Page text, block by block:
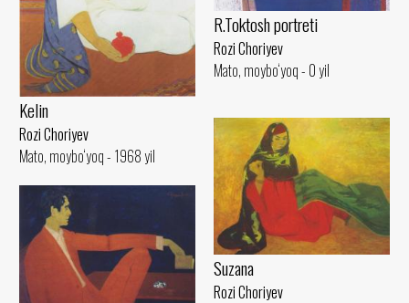
R.Toktosh portreti
Rozi Choriyev
Mato, moybo‘yoq - 0 yil
Kelin
Rozi Choriyev
Mato, moybo‘yoq - 1968 yil
Suzana
Rozi Choriyev